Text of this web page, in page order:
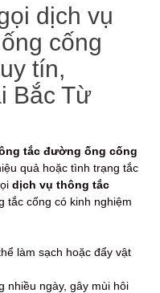
dịch vụ
cống
tín,
Bắc Từ
tắc đường ống cống
quả hoặc tình trạng tắc
dịch vụ thông tắc
tắc cống có kinh nghiệm
làm sạch hoặc đẩy vật
nhiều ngày, gây mùi hôi